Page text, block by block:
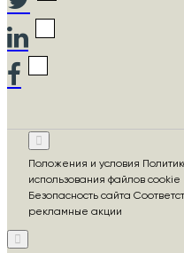
Положения и условия
использования файлов cookie
Безопасность сайта
рекламные акции